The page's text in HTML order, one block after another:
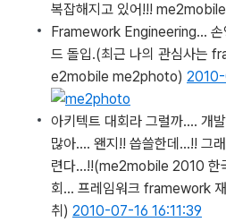
복잡해지고 있어!!!
Framework Engineering… 손
드 돌입.(최근 나의 관심사는
e2mobile me2photo)
아키텍트 대회라 그럴까…. 개
많아…. 왠지!! 씁쓸한데…!! 그
련다…!!(me2mobile 2010 한
회... 프레임워크 framework
취) 2010-07-16 16:11:39